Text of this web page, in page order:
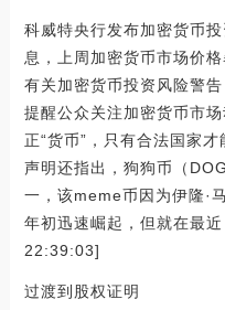
科威特央行发布加密货币
息，上周加密货币市场价
有关加密货币投资风险警
提醒公众关注加密货币市
正“货币”，只有合法国家
声明还指出，狗狗币（
一，该meme币因为伊隆·
年初迅速崛起，但就在最
22:39:03]
过渡到股权证明